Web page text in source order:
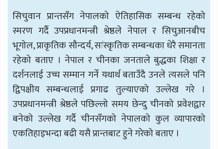
सिचुवान प्रान्तसँग नेपालको ऐतिहासिक सम्बन्ध रहेको
स्मरण गर्दै उपप्रधानमन्त्री श्रेष्ठले नेपाल र सिचुआनबीच
भूगोल, प्राकृतिक सौन्दर्य, सांस्कृतिक सम्बन्धका धेरै समानता
रहेको बताए । नेपाल र चीनका जनताले बुद्धका शिक्षा र
दर्शनलाई उच्च सम्मान गर्ने यथार्थ बताउँदै उनले त्यसले पनि
द्विपक्षीय सम्बन्धलाई प्रगाढ तुल्याएको उल्लेख गरे ।
उपप्रधानमन्त्री श्रेष्ठले पछिल्लो समय छेन्दु चीनको प्रवेशद्वार
बनेको उल्लेख गर्दै चीनसँगको नेपालको कुल व्यापारको
एकतिहाइभन्दा बढी यसै प्रान्तबाट हुने गरेको बताए ।